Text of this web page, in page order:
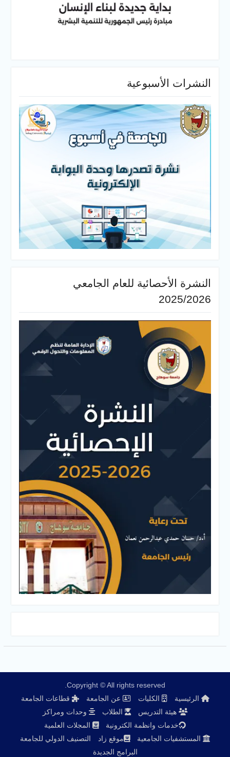
النشرات الأسبوعية
النشرة الأحصائية للعام الجامعي
2025/2026
Copyright © All rights reserved.
الرئيسية
الكليات عن الجامعة
قطاعات الجامعة
هيئة التدريس
الطلاب
وحدات ومراكز
خدمات وانظمة الكترونية
المجلات العلمية
المستشفيات الجامعية
موقع زاد
التصنيف الدولي للجامعة
البرامج الجديدة